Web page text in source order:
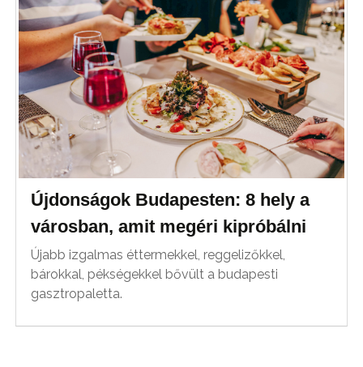
Újdonságok Budapesten: 8 hely a
városban, amit megéri kipróbálni
Újabb izgalmas éttermekkel, reggelizőkkel,
bárokkal, pékségekkel bővült a budapesti
gasztropaletta.